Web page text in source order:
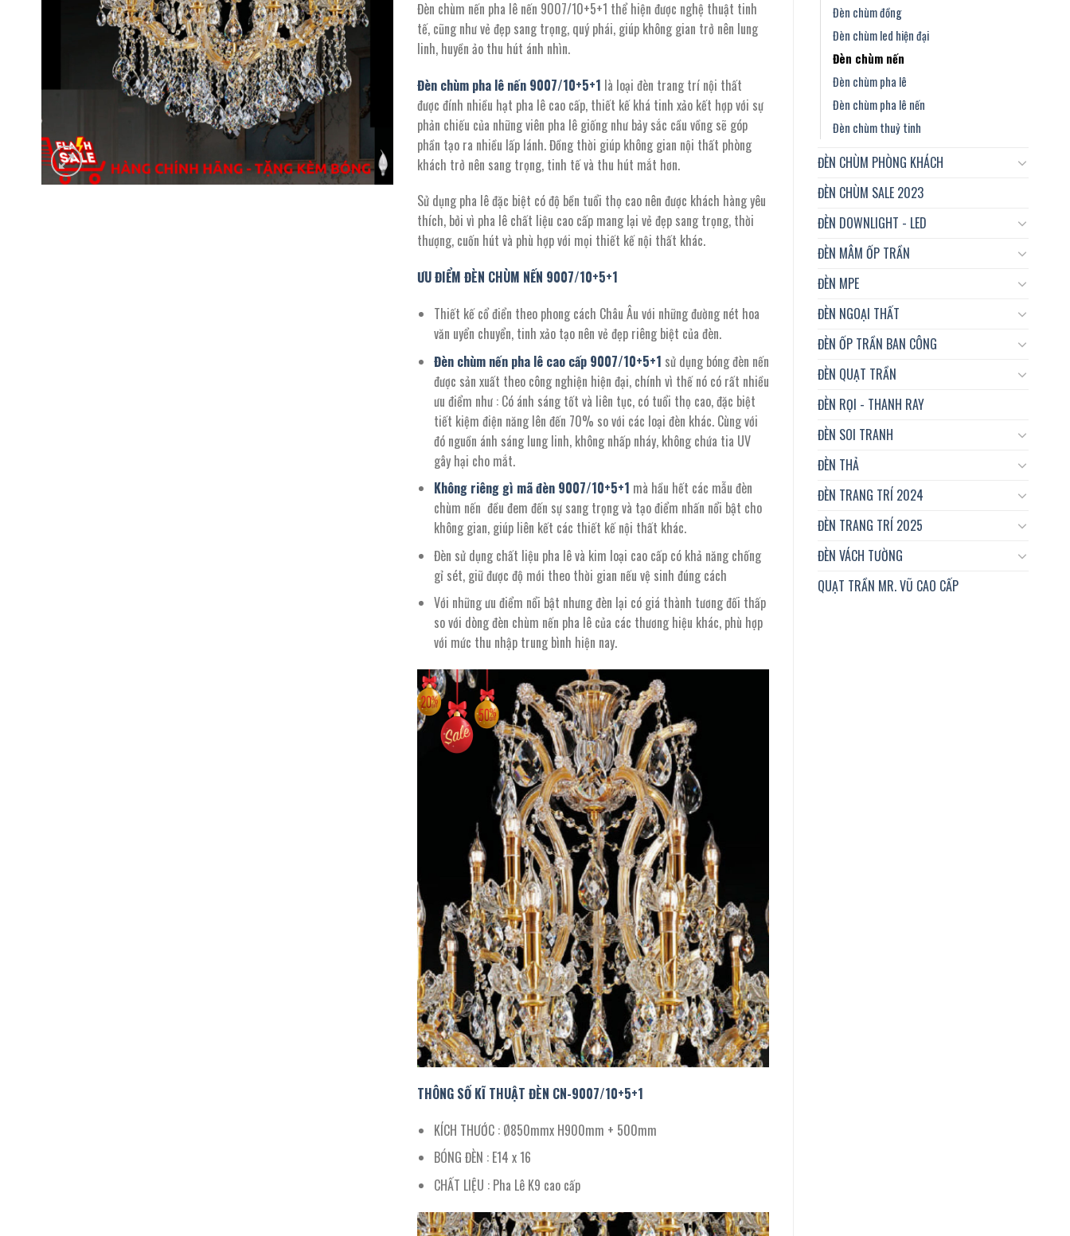
Đèn chùm đồng
Đèn chùm led hiện đại
Đèn chùm nến
Đèn chùm pha lê
Đèn chùm pha lê nến
Đèn chùm thuỷ tinh
ĐÈN CHÙM PHÒNG KHÁCH
ĐÈN CHÙM SALE 2023
ĐÈN DOWNLIGHT - LED
ĐÈN MÂM ỐP TRẦN
ĐÈN MPE
ĐÈN NGOẠI THẤT
ĐÈN ỐP TRẦN BAN CÔNG
ĐÈN QUẠT TRẦN
ĐÈN RỌI - THANH RAY
ĐÈN SOI TRANH
ĐÈN THẢ
ĐÈN TRANG TRÍ 2024
ĐÈN TRANG TRÍ 2025
ĐÈN VÁCH TƯỜNG
QUẠT TRẦN MR. VŨ CAO CẤP
là:
18.012.000 ₫.
tại
là:
Đèn chùm nến pha lê nến 9007/10+5+1 thể hiện được nghệ thuật tinh
tế, cũng như vẻ đẹp sang trọng, quý phái, giúp không gian trở nên lung
linh, huyền ảo thu hút ánh nhìn.
Đèn chùm pha lê nến 9007/10+5+1 là loại đèn trang trí nội thất
được đính nhiều hạt pha lê cao cấp, thiết kế khá tinh xảo kết hợp với sự
phản chiếu của những viên pha lê giống như bảy sắc cầu vồng sẽ góp
phần tạo ra nhiều lấp lánh. Đồng thời giúp không gian nội thất phòng
khách trở nên sang trọng, tinh tế và thu hút mắt hơn.
Sử dụng pha lê đặc biệt có độ bền tuổi thọ cao nên được khách hàng yêu
thích, bởi vì pha lê chất liệu cao cấp mang lại vẻ đẹp sang trọng, thời
thượng, cuốn hút và phù hợp với mọi thiết kế nội thất khác.
ƯU ĐIỂM ĐÈN CHÙM NẾN 9007/10+5+1
Thiết kế cổ điển theo phong cách Châu Âu với những đường nét hoa
văn uyển chuyển, tinh xảo tạo nên vẻ đẹp riêng biệt của đèn.
Đèn chùm nến pha lê cao cấp 9007/10+5+1 sử dụng bóng đèn nến
được sản xuất theo công nghiện hiện đại, chính vì thế nó có rất nhiều
ưu điểm như : Có ánh sáng tốt và liên tục, có tuổi thọ cao, đặc biệt
tiết kiệm điện năng lên đến 70% so với các loại đèn khác. Cùng với
đó nguồn ánh sáng lung linh, không nhấp nháy, không chứa tia UV
gây hại cho mắt.
Không riêng gì mã đèn 9007/10+5+1 mà hầu hết các mẫu đèn
chùm nến đều đem đến sự sang trọng và tạo điểm nhấn nổi bật cho
không gian, giúp liên kết các thiết kế nội thất khác.
Đèn sử dụng chất liệu pha lê và kim loại cao cấp có khả năng chống
gỉ sét, giữ được độ mới theo thời gian nếu vệ sinh đúng cách
Với những ưu điểm nổi bật nhưng đèn lại có giá thành tương đối thấp
so với dòng đèn chùm nến pha lê của các thương hiệu khác, phù hợp
với mức thu nhập trung bình hiện nay.
THÔNG SỐ KĨ THUẬT ĐÈN CN-9007/10+5+1
KÍCH THƯỚC : Ø850mmx H900mm + 500mm
BÓNG ĐÈN : E14 x 16
CHẤT LIỆU : Pha Lê K9 cao cấp